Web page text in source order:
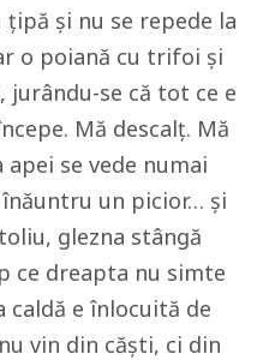
și nu se repede la
o poiană cu trifoi și
jurându-se că tot ce e
Mă descalț. Mă
se vede numai
un picior… și
glezna stângă
ce dreapta nu simte
caldă e înlocuită de
vin din căști, ci din